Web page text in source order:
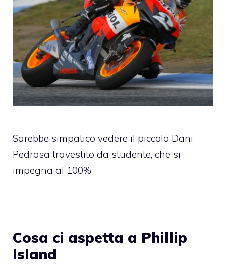
Sarebbe simpatico vedere il piccolo Dani
Pedrosa travestito da studente, che si
impegna al 100%
Cosa ci aspetta a Phillip
Island